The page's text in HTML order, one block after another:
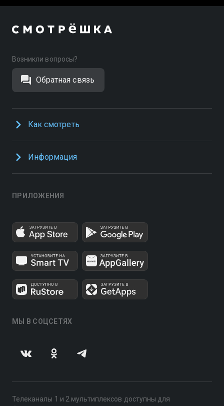
Возникли вопросы?
Обратная связь
Как смотреть
Информация
ПРИЛОЖЕНИЯ
МЫ В СОЦСЕТЯХ
Телеканалы 1 и 2 мультиплексов доступны для